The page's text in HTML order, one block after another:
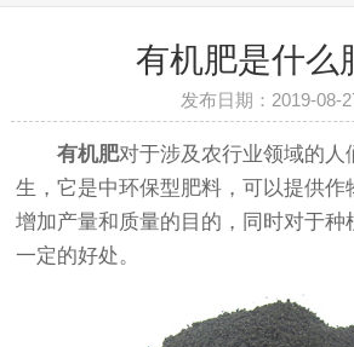
有机肥是什么
发布日期：2019-08-
有机肥对于涉及农行业领域的人
生，它是中环保型肥料，可以提供作
增加产量和质量的目的，同时对于种
一定的好处。